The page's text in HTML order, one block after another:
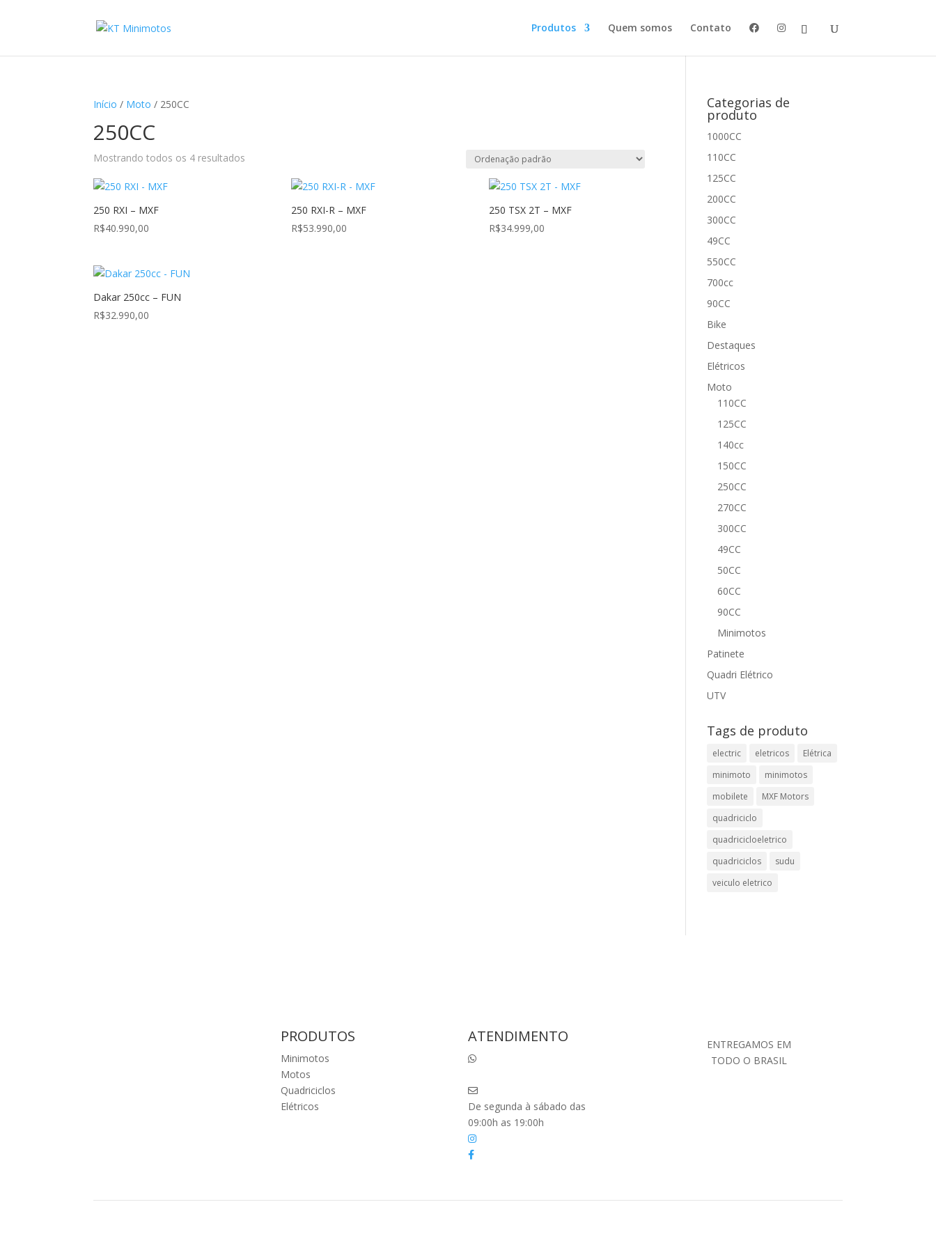
Produtos Quem somos Contato
Início / Moto / 250CC
250CC
Mostrando todos os 4 resultados
250 RXI – MXF
R$40.990,00
250 RXI-R – MXF
R$53.990,00
250 TSX 2T – MXF
R$34.999,00
Dakar 250cc – FUN
R$32.990,00
Categorias de
produto
1000CC
110CC
125CC
200CC
300CC
49CC
550CC
700cc
90CC
Bike
Destaques
Elétricos
Moto
110CC
125CC
140cc
150CC
250CC
270CC
300CC
49CC
50CC
60CC
90CC
Minimotos
Patinete
Quadri Elétrico
UTV
Tags de produto
electric eletricos
Elétrica
minimoto
minimotos
mobilete
MXF Motors
quadriciclo
quadricicloeletrico
quadriciclos
sudu
veiculo eletrico
PRODUTOS
Minimotos
Motos
Quadriciclos
Elétricos
ATENDIMENTO
De segunda à sábado das
09:00h as 19:00h
ENTREGAMOS EM
TODO O BRASIL